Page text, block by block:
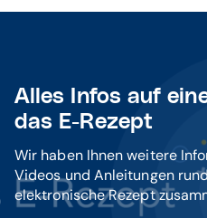
Alles Infos auf
das E-Rezept
Wir haben Ihnen weitere
Videos und Anleitungen
elektronische Rezept